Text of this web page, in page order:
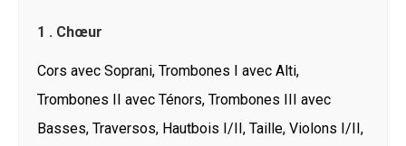
1 . Chœur
Cors avec Soprani, Trombones I avec Alti,
Trombones II avec Ténors, Trombones III avec
Basses, Traversos, Hautbois I/II, Taille, Violons I/II,